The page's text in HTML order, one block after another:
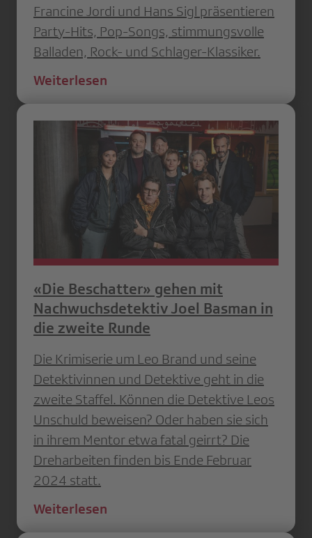
Francine Jordi und Hans Sigl präsentieren
Party-Hits, Pop-Songs, stimmungsvolle
Balladen, Rock- und Schlager-Klassiker.
Weiterlesen
«Die Beschatter» gehen mit
Nachwuchsdetektiv Joel Basman in
die zweite Runde
Die Krimiserie um Leo Brand und seine
Detektivinnen und Detektive geht in die
zweite Staffel. Können die Detektive Leos
Unschuld beweisen? Oder haben sie sich
in ihrem Mentor etwa fatal geirrt? Die
Dreharbeiten finden bis Ende Februar
2024 statt.
Weiterlesen